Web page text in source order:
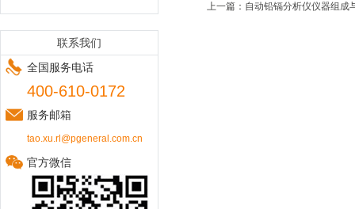
联系我们
全国服务电话
400-610-0172
服务邮箱
tao.xu.rl@pgeneral.com.cn
官方微信
上一篇： 自动铅镉分析仪仪器组成